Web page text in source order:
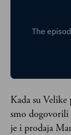
Kada su
smo
je i prodaja